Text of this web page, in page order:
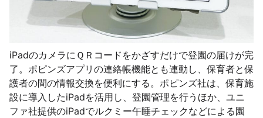
iPadのカメラにＱＲコードをかざすだけで登園の届けが完
了。ポピンズアプリの連絡帳機能とも連動し、保育者と保
護者の間の情報交換を便利にする。ポピンズ社は、保育施
設に導入したiPadを活用し、登園管理を行うほか、ユニ
ファ社提供のiPadでルクミー午睡チェックなどによる園